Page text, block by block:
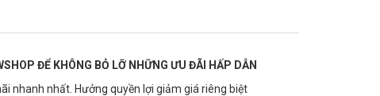
ĐỂ KHÔNG BỎ LỠ NHỮNG ƯU ĐÃI HẤP DẪN
nhanh nhất. Hưởng quyền lợi giảm giá riêng biệt